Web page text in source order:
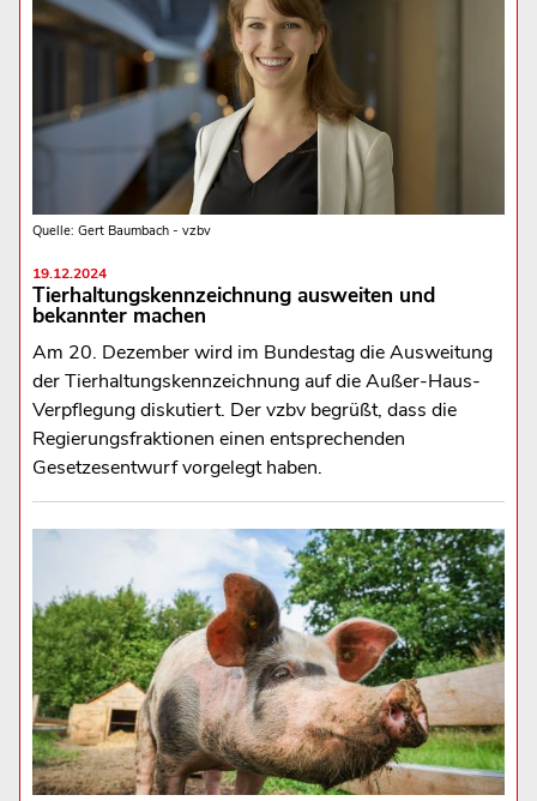
Quelle: Gert Baumbach - vzbv
19.12.2024
Tierhaltungskennzeichnung ausweiten und
bekannter machen
Am 20. Dezember wird im Bundestag die Ausweitung
der Tierhaltungskennzeichnung auf die Außer-Haus-
Verpflegung diskutiert. Der vzbv begrüßt, dass die
Regierungsfraktionen einen entsprechenden
Gesetzesentwurf vorgelegt haben.